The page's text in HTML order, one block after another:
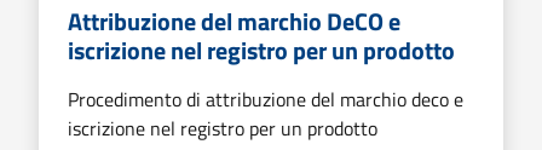
Attribuzione del marchio DeCO e
iscrizione nel registro per un prodotto
Procedimento di attribuzione del marchio deco e
iscrizione nel registro per un prodotto